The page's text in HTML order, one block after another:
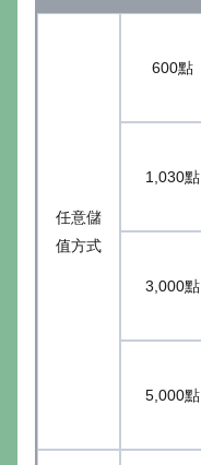
任意儲
值方式
600點
1,030點
3,000點
5,000點